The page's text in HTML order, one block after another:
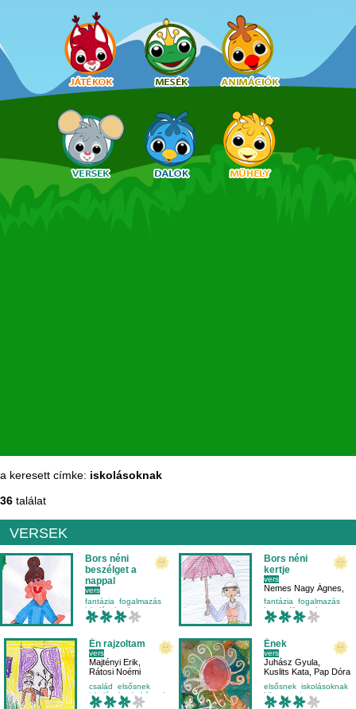
a keresett címke: iskolásoknak
36 találat
VERSEK
Bors néni
beszélget a
nappal
vers
Nemes Nagy Ágnes
Jakabos Juli
fantázia
fogalmazás
iskolásoknak
mese-vers
Bors néni
kertje
vers
Nemes Nagy Ágnes
Maradi Panna
fantázia
fogalmazás
harmadikosnak
időjárás
Én rajzoltam
vers
Majtényi Erik
Rátosi Noémi
család
elsősnek
iskolásoknak képzelet
Ének
vers
Juhász Gyula
Kuslits Kata Pap Dóra
elsősnek iskolásoknak
környezetismeret
évszakok